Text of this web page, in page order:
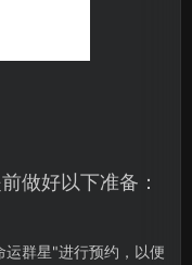
做好以下准备：
群星"进行预约，以便